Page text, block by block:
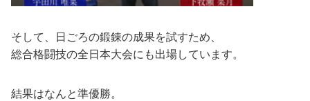
そして、日ごろの鍛錬の成果を試すため、
総合格闘技の全日本大会にも出場しています。
結果はなんと準優勝。